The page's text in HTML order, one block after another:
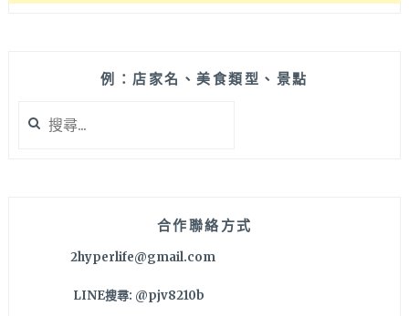
例：店家名、美食類型、景點
尋
合作聯絡方式
2hyperlife@gmail.com
LINE搜尋: @pjv8210b